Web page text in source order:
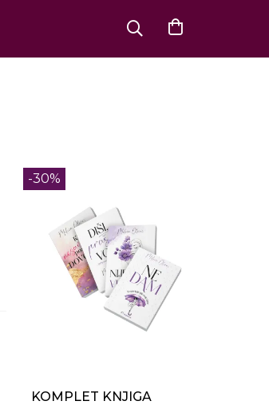
-30%
KOMPLET KNJIGA